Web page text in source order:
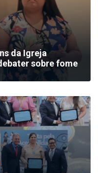
da Igreja
sobre fome